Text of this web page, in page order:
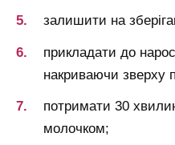
залишити на
прикладати до
накриваючи зверху
потримати 30
молочком;